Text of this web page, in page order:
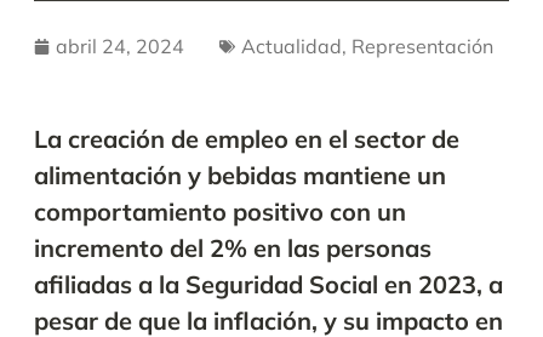
abril 24, 2024 Actualidad, Representación
La creación de empleo en el sector de
alimentación y bebidas mantiene un
comportamiento positivo con un
incremento del 2% en las personas
afiliadas a la Seguridad Social en 2023, a
pesar de que la inflación, y su impacto en